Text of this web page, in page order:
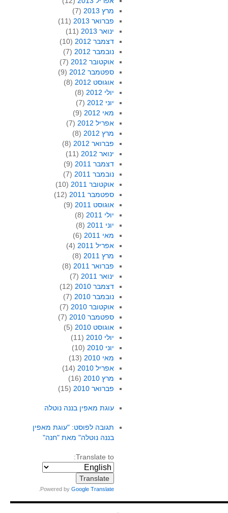
מרץ 2013
(7)
פברואר 2013
(11)
ינואר 2013
(11)
דצמבר 2012
(10)
נובמבר 2012
(7)
אוקטובר 2012
(7)
ספטמבר 2012
(9)
אוגוסט 2012
(8)
יולי 2012
(8)
יוני 2012
(7)
מאי 2012
(9)
אפריל 2012
(7)
מרץ 2012
(8)
פברואר 2012
(8)
ינואר 2012
(11)
דצמבר 2011
(9)
נובמבר 2011
(7)
אוקטובר 2011
(10)
ספטמבר 2011
(12)
אוגוסט 2011
(9)
יולי 2011
(8)
יוני 2011
(8)
מאי 2011
(6)
אפריל 2011
(4)
מרץ 2011
(8)
פברואר 2011
(8)
ינואר 2011
(7)
דצמבר 2010
(12)
נובמבר 2010
(7)
אוקטובר 2010
(7)
ספטמבר 2010
(7)
אוגוסט 2010
(5)
יולי 2010
(11)
יוני 2010
(10)
מאי 2010
(13)
אפריל 2010
(14)
מרץ 2010
(16)
פברואר 2010
(15)
עוגת מאפין בננה נוטלה
תגובה לפוסט: "עוגת מאפין
בננה נוטלה" מאת "חנה"
Translate to:
Powered byGoogle Translate